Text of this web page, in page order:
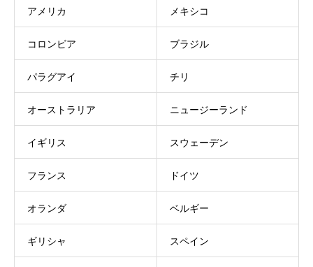
アメリカ メキシコ
コロンビア ブラジル
パラグアイ チリ
オーストラリア ニュージーランド
イギリス スウェーデン
フランス ドイツ
オランダ ベルギー
ギリシャ スペイン